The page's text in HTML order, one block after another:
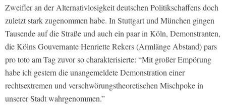
Zweifler an der Alternativlosigkeit deutschen Politikschaffens doch
zuletzt stark zugenommen habe. In Stuttgart und München gingen
Tausende auf die Straße und auch ein paar in Köln, Demonstranten,
die Kölns Gouvernante Henriette Rekers (Armlänge Abstand) pars
pro toto am Tag zuvor so charakterisierte: “Mit großer Empörung
habe ich gestern die unangemeldete Demonstration einer
rechtsextremen und verschwörungstheoretischen Mischpoke in
unserer Stadt wahrgenommen.”